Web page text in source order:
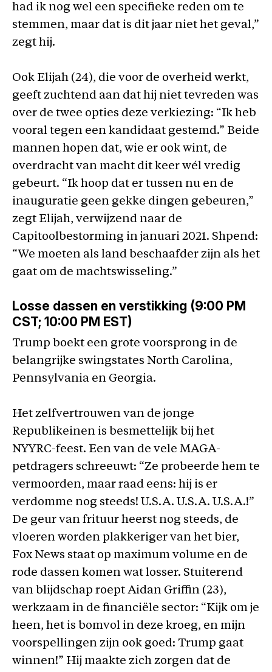
had ik nog wel een specifieke reden om te
stemmen, maar dat is dit jaar niet het geval,”
zegt hij.
Ook Elijah (24), die voor de overheid werkt,
geeft zuchtend aan dat hij niet tevreden was
over de twee opties deze verkiezing: “Ik heb
vooral tegen een kandidaat gestemd.” Beide
mannen hopen dat, wie er ook wint, de
overdracht van macht dit keer wél vredig
gebeurt. “Ik hoop dat er tussen nu en de
inauguratie geen gekke dingen gebeuren,”
zegt Elijah, verwijzend naar de
Capitoolbestorming in januari 2021. Shpend:
“We moeten als land beschaafder zijn als het
gaat om de machtswisseling.”
Losse dassen en verstikking (9:00 PM
CST; 10:00 PM EST)
Trump boekt een grote voorsprong in de
belangrijke swingstates North Carolina,
Pennsylvania en Georgia.
Het zelfvertrouwen van de jonge
Republikeinen is besmettelijk bij het
NYYRC-feest. Een van de vele MAGA-
petdragers schreeuwt: “Ze probeerde hem te
vermoorden, maar raad eens: hij is er
verdomme nog steeds! U.S.A. U.S.A. U.S.A.!”
De geur van frituur heerst nog steeds, de
vloeren worden plakkeriger van het bier,
Fox News staat op maximum volume en de
rode dassen komen wat losser. Stuiterend
van blijdschap roept Aidan Griffin (23),
werkzaam in de financiële sector: “Kijk om je
heen, het is bomvol in deze kroeg, en mijn
voorspellingen zijn ook goed: Trump gaat
winnen!” Hij maakte zich zorgen dat de